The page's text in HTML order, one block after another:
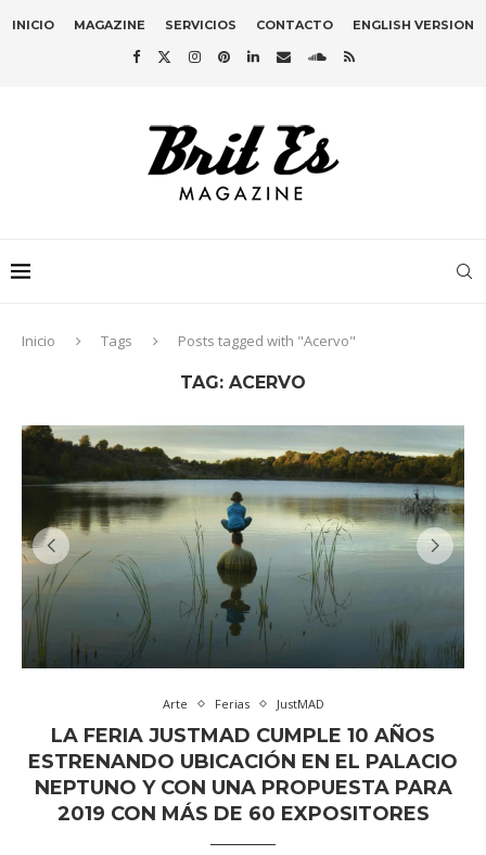
INICIO MAGAZINE SERVICIOS CONTACTO ENGLISH VERSION
Inicio Tags Posts tagged with "Acervo"
TAG: ACERVO
Arte Ferias JustMAD
LA FERIA JUSTMAD CUMPLE 10 AÑOS
ESTRENANDO UBICACIÓN EN EL PALACIO
NEPTUNO Y CON UNA PROPUESTA PARA
2019 CON MÁS DE 60 EXPOSITORES